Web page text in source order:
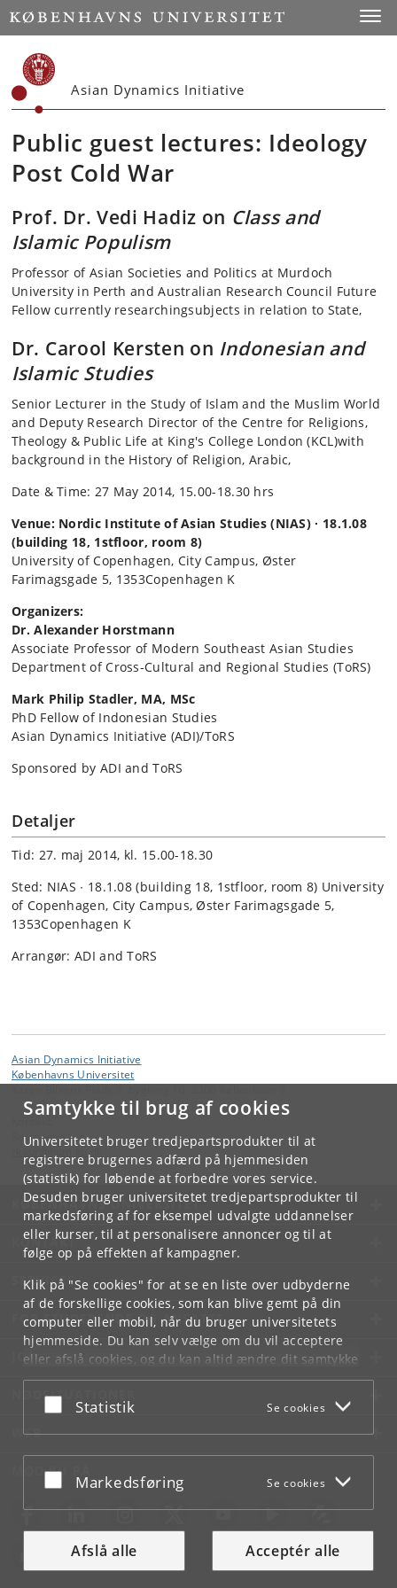
Samtykke til brug af cookies
Universitetet bruger tredjepartsprodukter til at
registrere brugernes adfærd på hjemmesiden
(statistik) for løbende at forbedre vores service.
Desuden bruger universitetet tredjepartsprodukter til
markedsføring af for eksempel udvalgte uddannelser
eller kurser, til at personalisere annoncer og til at
følge op på effekten af kampagner.
Klik på "Se cookies" for at se en liste over udbyderne
af de forskellige cookies, som kan blive gemt på din
computer eller mobil, når du bruger universitetets
hjemmeside. Du kan selv vælge om du vil acceptere
eller afslå cookies, og du kan altid ændre dit samtykke
underCookie- og privatlivspolitiksom du finder i
bunden af hver side.
Acceptér eller afslå
Statistik Se cookies
Acceptér eller afslå
Markedsføring Se cookies
Afslå alle Acceptér alle
Start
Asian Dynamics Initiative
Public guest lectures: Ideology
Post Cold War
Prof. Dr. Vedi Hadiz on Class and
Islamic Populism
Professor of Asian Societies and Politics at Murdoch
University in Perth and Australian Research Council Future
Fellow currently researchingsubjects in relation to State,
Dr. Carool Kersten on Indonesian and
Islamic Studies
Senior Lecturer in the Study of Islam and the Muslim World
and Deputy Research Director of the Centre for Religions,
Theology & Public Life at King's College London (KCL)with
background in the History of Religion, Arabic,
Date & Time: 27 May 2014, 15.00-18.30 hrs
Venue: Nordic Institute of Asian Studies (NIAS) ∙ 18.1.08
(building 18, 1stfloor, room 8)
University of Copenhagen, City Campus, Øster
Farimagsgade 5, 1353Copenhagen K
Organizers:
Dr. Alexander Horstmann
Associate Professor of Modern Southeast Asian Studies
Department of Cross-Cultural and Regional Studies (ToRS)
Mark Philip Stadler, MA, MSc
PhD Fellow of Indonesian Studies
Asian Dynamics Initiative (ADI)/ToRS
Sponsored by ADI and ToRS
Detaljer
Tid: 27. maj 2014, kl. 15.00-18.30
Sted: NIAS ∙ 18.1.08 (building 18, 1stfloor, room 8) University
of Copenhagen, City Campus, Øster Farimagsgade 5,
1353Copenhagen K
Arrangør: ADI and ToRS
Asian Dynamics Initiative
Københavns Universitet
Ravinder Kaur
KØBENHAVNS UNIVERSITET
KONTAKT
SERVICES
FOR STUDERENDE OG ANSATTE
JOB OG KARRIERE
NØDSITUATIONER
WEB
MØD KU PÅ